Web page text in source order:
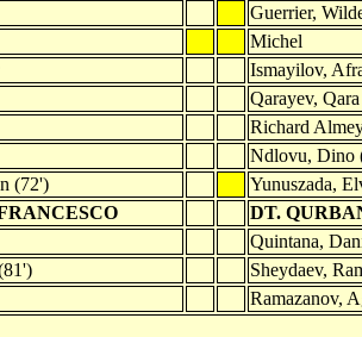
Guerrier,
Michel
Ismayilov,
Qarayev, Qara
Richard
Ndlovu, Dino
(72')
Yunuszada,
DT.
Quintana,
Sheydaev,
Ramazanov,